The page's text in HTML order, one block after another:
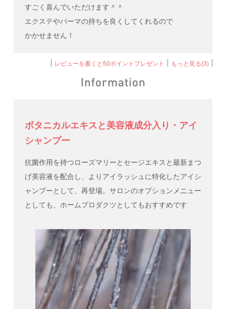
すごく喜んでいただけます＾＾
エクステやパーマの持ちを良くしてくれるので
かかせません！
レビューを書くと50ポイントプレゼント もっと見る(3)
ボタニカルエキスと美容液成分入り・アイ
シャンプー
抗菌作用を持つローズマリーとセージエキスと最新まつ
げ美容液を配合し、よりアイラッシュに特化したアイシ
ャンプーとして、再登場。サロンのオプションメニュー
としても、ホームプロダクツとしてもおすすめです